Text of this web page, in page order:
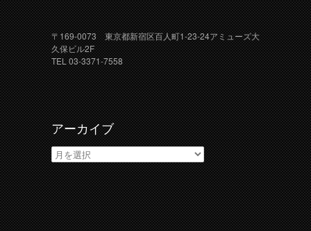
〒169-0073 東京都新宿区百人町1-23-24アミューズ大
久保ビル2F
TEL 03-3371-7558
アーカイブ
ア
ー
カ
イ
ブ